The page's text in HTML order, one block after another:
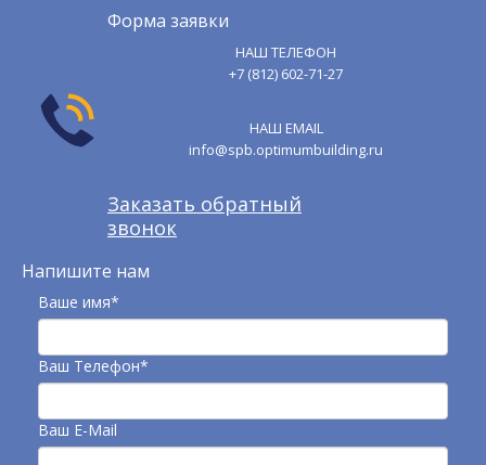
Форма заявки
НАШ ТЕЛЕФОН
+7 (812) 602-71-27
НАШ EMAIL
info@spb.optimumbuilding.ru
Заказать обратный
звонок
Напишите нам
Ваше имя*
Ваш Телефон*
Ваш E-Mail